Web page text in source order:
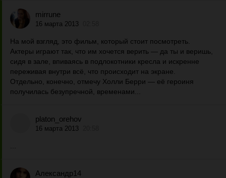
mirrune
16 марта 2013
На мой взгляд, это фильм, который стоит посмотреть.
Актеры играют так, что им хочется верить — да ты и веришь,
сидя в зале, впиваясь в подлокотники кресла и искренне
переживая внутри всё, что происходит на экране.
Отдельно, конечно, отмечу Холли Берри — её героиня
получилась безупречной, временами...
platon_orehov
16 марта 2013
Александр14